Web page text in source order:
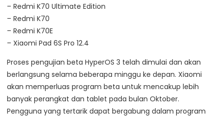
– Redmi K70 Ultimate Edition
– Redmi K70
– Redmi K70E
– Xiaomi Pad 6S Pro 12.4
Proses pengujian beta HyperOS 3 telah dimulai dan akan
berlangsung selama beberapa minggu ke depan. Xiaomi
akan memperluas program beta untuk mencakup lebih
banyak perangkat dan tablet pada bulan Oktober.
Pengguna yang tertarik dapat bergabung dalam program